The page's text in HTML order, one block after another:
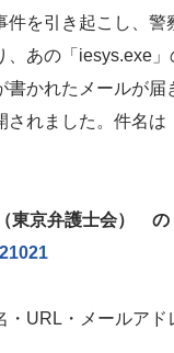
件を引き起こし、
あの「iesys.exe
書かれたメールが
れました。件名は
京弁護士会） の
URL・メールアド